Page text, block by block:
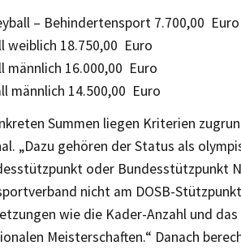
– Behindertensport 7.700,00 Euro
weiblich 18.750,00 Euro
männlich 16.000,00 Euro
männlich 14.500,00 Euro
Summen liegen Kriterien
„Dazu gehören der Status als
oder Bundesstützpunkt
nicht am DOSB-
wie die Kader-Anzahl und
Meisterschaften.“ Danach